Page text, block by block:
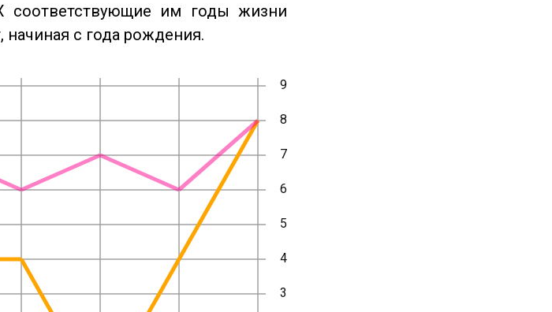
соответствующие им годы жизни
начиная с года рождения.